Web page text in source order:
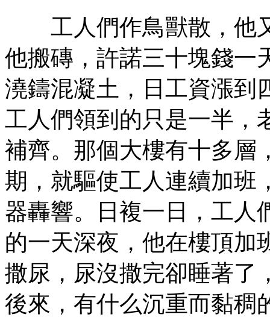
工人們作鳥獸散，他
他搬磚，許諾三十塊錢一
澆鑄混凝土，日工資漲到
工人們領到的只是一半，
補齊。那個大樓有十多層
期，就驅使工人連續加班
器轟響。日複一日，工人
的一天深夜，他在樓頂加
撒尿，尿沒撒完卻睡著了
後來，有什么沉重而黏稠